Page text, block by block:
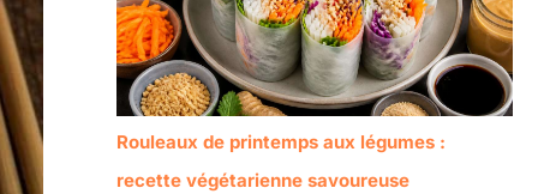
Rouleaux de printemps aux légumes :
recette végétarienne savoureuse